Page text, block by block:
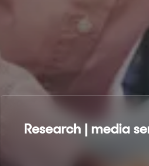
Research | media